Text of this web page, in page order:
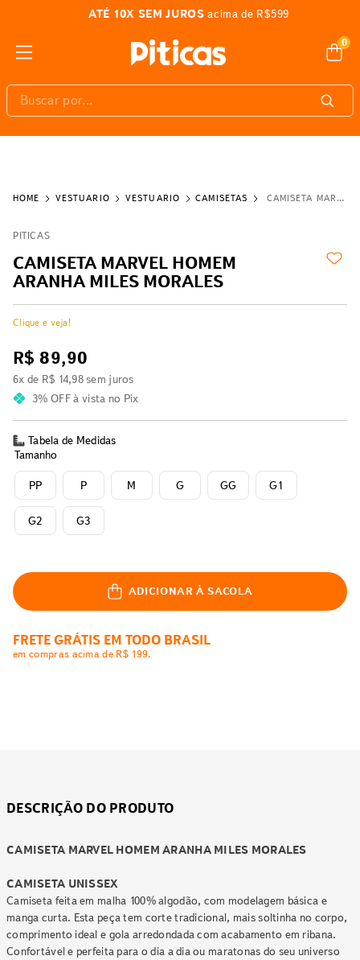
ATÉ 10X SEM JUROS acima de R$599
0
Buscar por...
VESTUÁRIO VESTUÁRIO CAMISETAS CAMISETA MARVEL HOMEM ARANHA MILES MORALES
PITICAS
CAMISETA MARVEL HOMEM
ARANHA MILES MORALES
Clique e veja!
R$ 89,90
6x de R$ 14,98sem juros
3% OFFà vista no Pix
Tabela de Medidas
Tamanho
P
PP G
M GG
G3
G2
G1
ADICIONAR À SACOLA
FRETE GRÁTIS EM TODO BRASIL
em compras acima de R$ 199.
DESCRIÇÃO DO PRODUTO
CAMISETA MARVEL HOMEM ARANHA MILES MORALES
CAMISETA UNISSEX
Camiseta feita em malha 100% algodão, com modelagem básica e
manga curta. Esta peça tem corte tradicional, mais soltinha no corpo,
comprimento ideal e gola arredondada com acabamento em ribana.
Confortável e perfeita para o dia a dia ou maratonas do seu universo